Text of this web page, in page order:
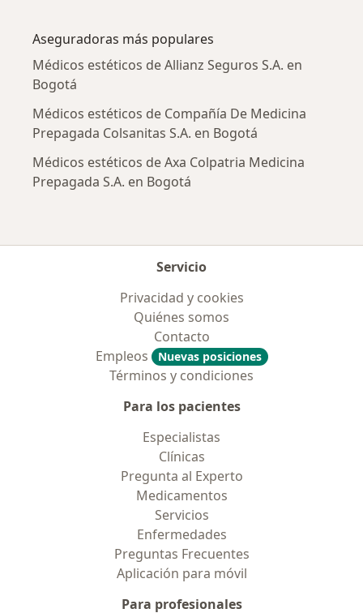
Aseguradoras más populares
Médicos estéticos de Allianz Seguros S.A. en
Bogotá
Médicos estéticos de Compañía De Medicina
Prepagada Colsanitas S.A. en Bogotá
Médicos estéticos de Axa Colpatria Medicina
Prepagada S.A. en Bogotá
Servicio
Privacidad y cookies
Quiénes somos
Contacto
Empleos
Nuevas posiciones
Términos y condiciones
Para los pacientes
Especialistas
Clínicas
Pregunta al Experto
Medicamentos
Servicios
Enfermedades
Preguntas Frecuentes
Aplicación para móvil
Para profesionales